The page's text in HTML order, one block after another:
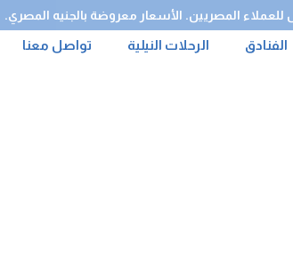
المصريين. الأسعار معروضة بالجنيه المصري.
الفنادق الرحلات النيلية تواصل معنا